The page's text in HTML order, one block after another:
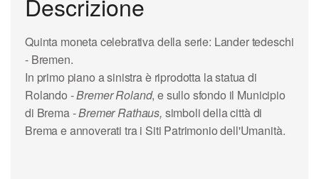
Descrizione
Quinta moneta celebrativa della serie: Lander tedeschi
- Bremen.
In primo piano a sinistra è riprodotta lastatua di
Rolando -Bremer Roland, e sullo sfondo il Municipio
di Brema-Bremer Rathaus, simboli della città di
Brema e annoverati tra i Siti Patrimonio dell'Umanità.